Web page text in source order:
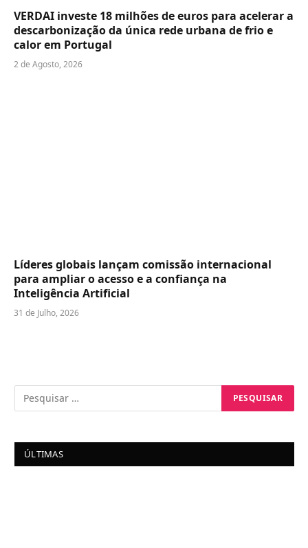
VERDAI investe 18 milhões de euros para acelerar a
descarbonização da única rede urbana de frio e
calor em Portugal
2 de Agosto, 2026
Líderes globais lançam comissão internacional
para ampliar o acesso e a confiança na
Inteligência Artificial
31 de Julho, 2026
ÚLTIMAS